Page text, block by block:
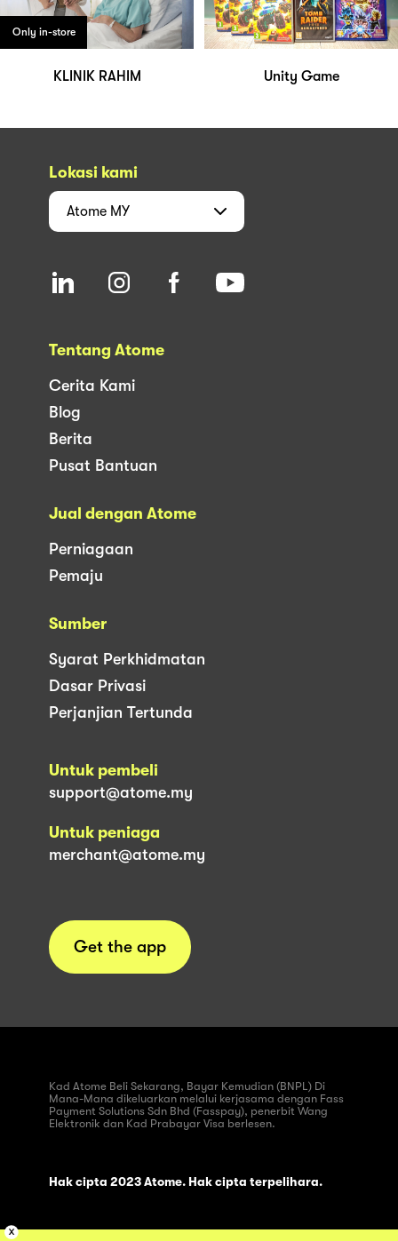
Only in-store
KLINIK RAHIM Unity Game
Lokasi kami
Atome MY
Tentang Atome
Cerita Kami
Blog
Berita
Pusat Bantuan
Jual dengan Atome
Perniagaan
Pemaju
Sumber
Syarat Perkhidmatan
Dasar Privasi
Perjanjian Tertunda
Untuk pembeli
support@atome.my
Untuk peniaga
merchant@atome.my
Get the app
Kad Atome Beli Sekarang, Bayar Kemudian (BNPL) Di
Mana-Mana dikeluarkan melalui kerjasama dengan Fass
Payment Solutions Sdn Bhd (Fasspay), penerbit Wang
Elektronik dan Kad Prabayar Visa berlesen.
Hak cipta 2023 Atome. Hak cipta terpelihara.